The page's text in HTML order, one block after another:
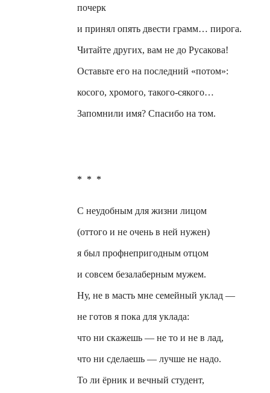
почерк
и принял опять двести грамм… пирога.
Читайте других, вам не доРусакова!
Оставьте его на последний «потом»:
косого, хромого, такого-сякого…
Запомнили имя? Спасибо на том.
* * *
С неудобным для жизни лицом
(оттого и не очень в ней нужен)
я былпрофнепригодным отцом
и совсем безалаберным мужем.
Ну, не в масть мне семейный уклад —
не готов я пока для уклада:
что ни скажешь — не то и не в лад,
что ни сделаешь — лучше не надо.
То ли ёрник и вечный студент,